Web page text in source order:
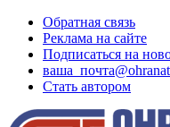
Обратная связь
Реклама на сайте
Подписаться на
Стать автором